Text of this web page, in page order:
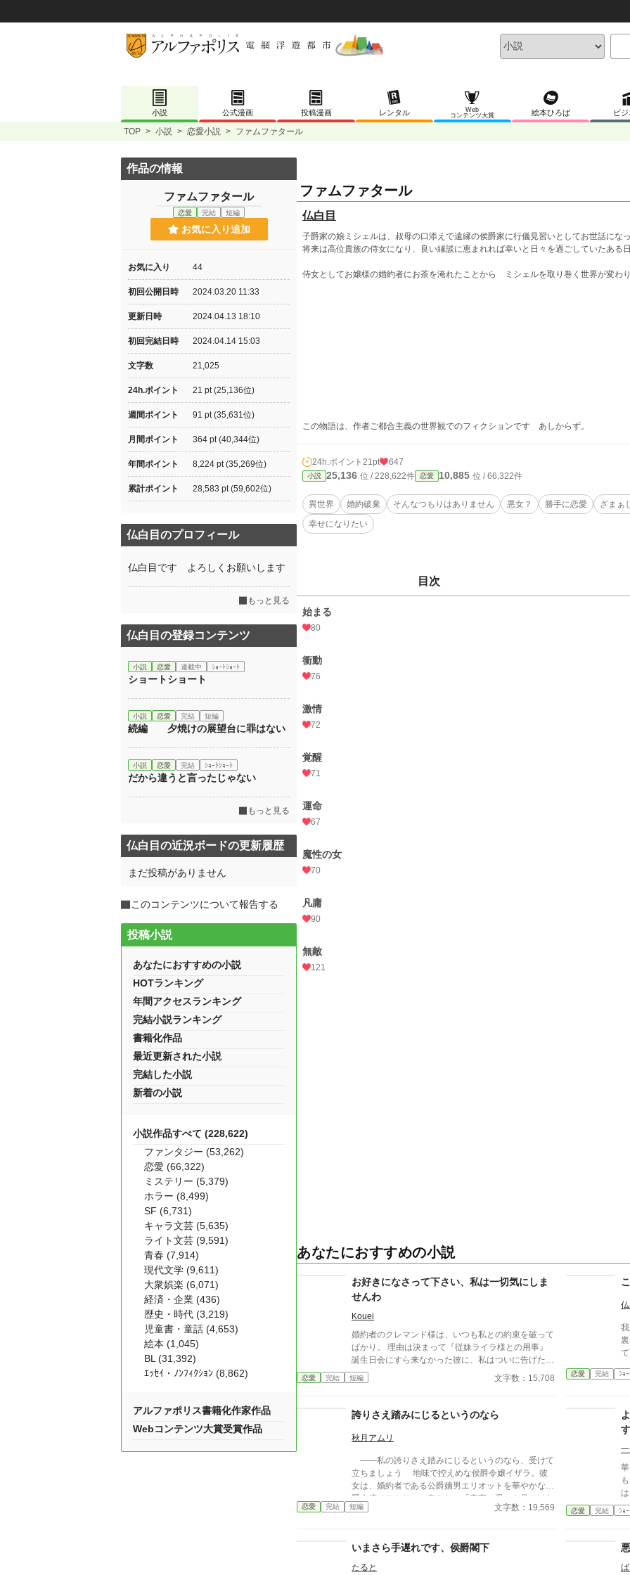
小説 公式漫画 投稿漫画 レンタル
Web
コンテンツ大賞
絵本ひろば ビジ
TOP > 小説 > 恋愛小説 > ファムファタール
ファムファタール
仏白目
子爵家の娘ミシェルは、叔母の口添えで遠縁の侯爵家に行儀見習いとしてお世話にな
将来は高位貴族の侍女になり、良い縁談に恵まれれば幸いと日々を過ごしていたある日
侍女としてお嬢様の婚約者にお茶を淹れたことから ミシェルを取り巻く世界が変わ
この物語は、作者ご都合主義の世界観でのフィクションです あしからず。
24h.ポイント 21pt 647
小説 25,136 位 / 228,622件 恋愛 10,885 位 / 66,322件
異世界 婚約破棄 そんなつもりはありません 悪女？ 勝手に恋愛 ざまぁ
幸せになりたい
目次
始まる
80
衝動
76
激情
72
覚醒
71
運命
67
魔性の女
70
凡庸
90
無敵
121
あなたにおすすめの小説
お好きになさって下さい、私は一切気にしま
せんわ
Kouei
婚約者のクレマンド様は、いつも私との約束を破って
ばかり。 理由は決まって『従妹ライラ様との用事』
誕生日会にすら来なかった彼に、私はついに告げた。
「どうぞ、私以外のご令嬢をエスコートするなり、お
出かけするなり、関係を持つなり、お好きになさって
重なり合えるのだろうか …… ※他のサイトにも公開
しています。
恋愛 完結 短編 文字数：15,708
て
なん
恋愛 完結 ｼｮ
誇りさえ踏みにじるというのなら
秋月アムリ
――私の誇りさえ踏みにじるというのなら、受けて
立ちましょう 地味で控えめな侯爵令嬢イザラ。彼
女は、婚約者である公爵嫡男エリオットを華やかな伯
爵令嬢ベアトリスに奪われ、「真実の愛」を見つけた
という身勝手な理由で一方的に婚約破棄を突きつけら
女は涙を見せず、侯爵家の誇りを守るため不当な破棄
恋愛 完結 短編 文字数：19,569
す
命
恋愛 完結 ｼｮ
いまさら手遅れです、侯爵閣下
たると ば
作品の情報
ファムファタール
恋愛 完結 短編
お気に入り追加
お気に入り 44
初回公開日時 2024.03.20 11:33
更新日時 2024.04.13 18:10
初回完結日時 2024.04.14 15:03
文字数 21,025
24h.ポイント 21 pt (25,136位)
週間ポイント 91 pt (35,631位)
月間ポイント 364 pt (40,344位)
年間ポイント 8,224 pt (35,269位)
累計ポイント 28,583 pt (59,602位)
仏白目のプロフィール
仏白目です よろしくお願いします
もっと見る
仏白目の登録コンテンツ
小説 恋愛 連載中 ｼｮｰﾄｼｮｰﾄ
ショートショート
小説 恋愛 完結 短編
続編 夕焼けの展望台に罪はない
小説 恋愛 完結 ｼｮｰﾄｼｮｰﾄ
だから違うと言ったじゃない
もっと見る
仏白目の近況ボードの更新履歴
まだ投稿がありません
このコンテンツについて報告する
投稿小説
あなたにおすすめの小説
HOTランキング
年間アクセスランキング
完結小説ランキング
書籍化作品
最近更新された小説
完結した小説
新着の小説
小説作品すべて (228,622)
ファンタジー (53,262)
恋愛 (66,322)
ミステリー (5,379)
ホラー (8,499)
SF (6,731)
キャラ文芸 (5,635)
ライト文芸 (9,591)
青春 (7,914)
現代文学 (9,611)
大衆娯楽 (6,071)
経済・企業 (436)
歴史・時代 (3,219)
児童書・童話 (4,653)
絵本 (1,045)
BL (31,392)
ｴｯｾｲ・ﾉﾝﾌｨｸｼｮﾝ (8,862)
アルファポリス書籍化作家作品
Webコンテンツ大賞受賞作品